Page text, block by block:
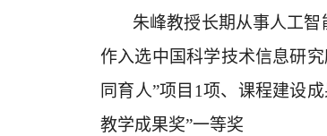
朱峰教授长期从事人工
作入选中国科学技术信息研
同育人”项目1项、课程建设
教学成果奖”一等奖